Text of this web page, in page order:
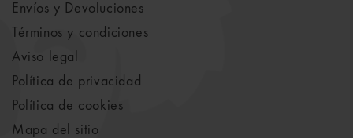
Envíos y Devoluciones
Términos y condiciones
Aviso legal
Política de privacidad
Política de cookies
Mapa del sitio